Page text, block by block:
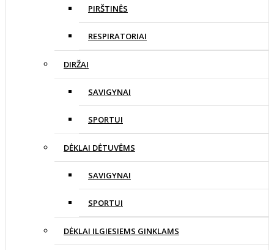
PIRŠTINĖS
RESPIRATORIAI
DIRŽAI
SAVIGYNAI
SPORTUI
DĖKLAI DĖTUVĖMS
SAVIGYNAI
SPORTUI
DĖKLAI ILGIESIEMS GINKLAMS